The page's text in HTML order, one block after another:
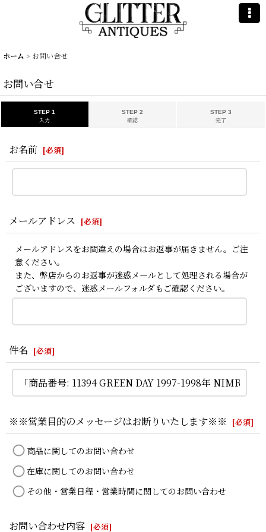
ホーム > お問い合せ
お問い合せ
STEP 1
入力
STEP 2
確認
STEP 3
完了
お名前 [必須]
メールアドレス [必須]
メールアドレスをお間違えの場合はお返事が届きません。ご注
意ください。
また、弊店からのお返事が迷惑メールとして処理される場合が
ございますので、迷惑メールフォルダもご確認ください。
件名 [必須]
※※営業目的のメッセージはお断りいたします※※ [必須]
商品に関してのお問い合わせ
在庫に関してのお問い合わせ
その他・営業日程・営業時間に関してのお問い合わせ
お問い合わせ内容 [必須]